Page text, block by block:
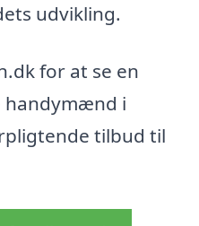
udvikling.
for at se en
handymænd i
tilbud til